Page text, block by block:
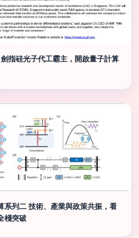
指硅光子代工霸主，開啟量子計算
系列二 技術、產業與政策共振，看
棧突破